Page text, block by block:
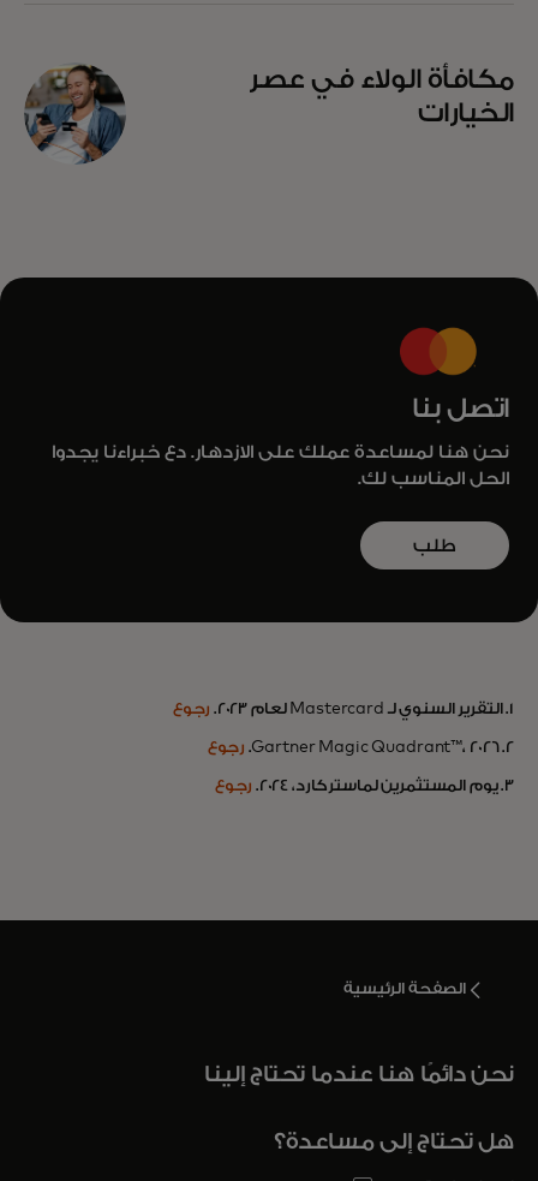
مكافأة الولاء في عصر
الخيارات
اتصل بنا
نحن هنا لمساعدة عملك على الازدهار. دع خبراءنا يجدوا
الحل المناسب لك.
طلب
1. التقرير السنوي لـ Mastercard لعام 2023. رجوع
2. Gartner Magic Quadrant™، 2026. رجوع
3. يوم المستثمرين لماستركارد، 2024. رجوع
الصفحة الرئيسية
نحن دائمًا هنا عندما تحتاج إلينا
هل تحتاج إلى مساعدة؟